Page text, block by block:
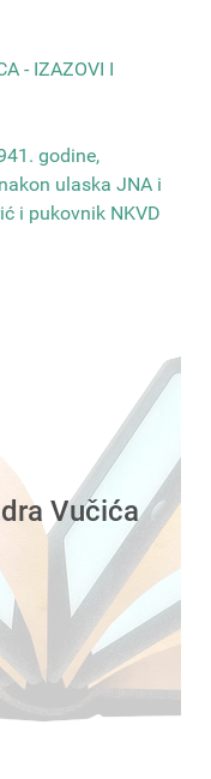
- IZAZOVI I
godine,
ulaska JNA i
i pukovnik NKVD
Vučića